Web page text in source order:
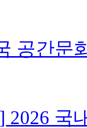
공간문
2026 국